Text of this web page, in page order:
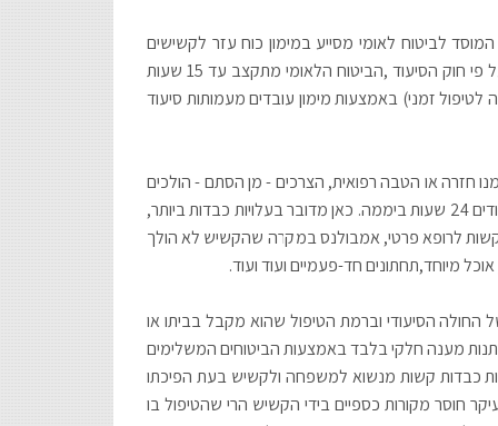
לביטוח לאומי מסייע במימון כוח עזר לקשישים
שהוכרו כמוגבלים בחלק או ברוב פעילויות עצמאיות יומיומיות שאינו יכול לבצען עוד. על פי חוק הסיעוד ,הביטוח הלאומי מתקצב עד 15 שעות
זמני) באמצעות מימון עובדים מעמותות סיעוד
חזרה או הטבה רפואית, הצרכים - מן הסתם - הולכים
וגדלים ובסוף הדרך מדובר כבר במצב סיעודי שבו נזקק הקשיש לעזרה או השגחה צמודים 24 שעות ביממה. כאן מדובר בעלויות כבדות ביותר,
לרופא פרטי, אמבולנס במקרה שהקשיש לא הולך
מיוחד,תחתונים חד-פעמיים ועוד ועוד.
דולר לחודש. תלוי במצבו של החולה הסיעודי וברמת הטיפול שהוא מקבל בביתו או
מענה חלקי בלבד באמצעות הביטוחים המשלימים
כבדות קשות מנשוא למשפחה ולקשיש בעת הפיכתו
חוסר מקורות כספיים בידי הקשיש הרי שהטיפול בו